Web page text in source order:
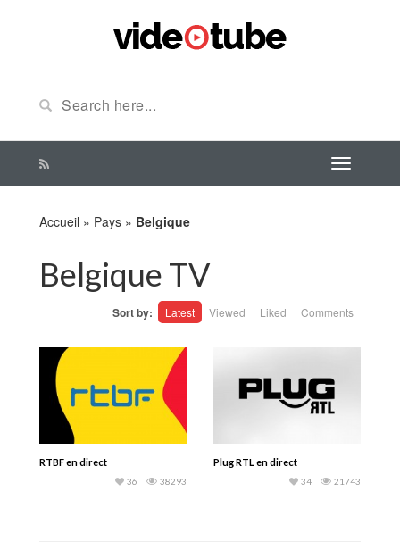
Accueil » Pays » Belgique
Belgique TV
Sort by: Latest Viewed Liked Comments
RTBF en direct
38293
36
Plug RTL en direct
21743
34